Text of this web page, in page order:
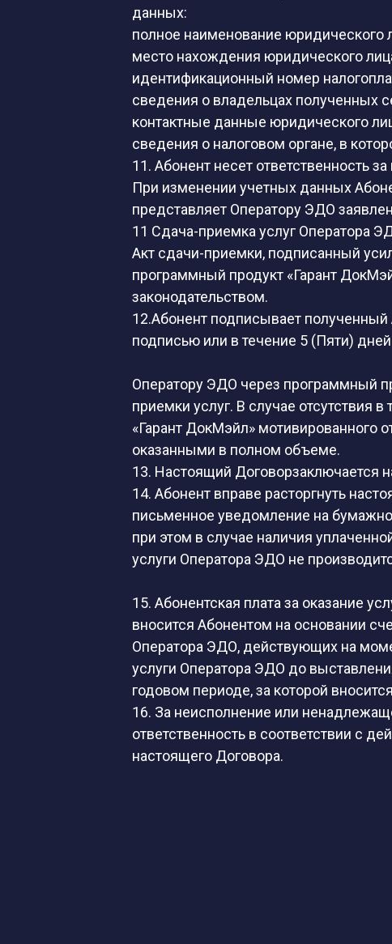
данных:
полное наименование юридического
место нахождения юридического
идентификационный номер
сведения о владельцах полученных
контактные данные юридического
сведения о налоговом органе, в
11. Абонент несет ответственность
При изменении учетных данных
представляет Оператору ЭДО
11 Сдача-приемка услуг Оператора
Акт сдачи-приемки, подписанный
программный продукт «Гарант
законодательством.
12.Абонент подписывает
подписью или в течение 5 (Пяти)
Оператору ЭДО через программный
приемки услуг. В случае отсутствия
«Гарант ДокМэйл» мотивированного
оказанными в полном объеме.
13. Настоящий Договорзаключается
14. Абонент вправе расторгнуть
письменное уведомление на
при этом в случае наличия
услуги Оператора ЭДО не
15. Абонентская плата за оказание
вносится Абонентом на основании
Оператора ЭДО, действующих на
услуги Оператора ЭДО до
годовом периоде, за которой
16. За неисполнение или
ответственность в соответствии с
настоящего Договора.